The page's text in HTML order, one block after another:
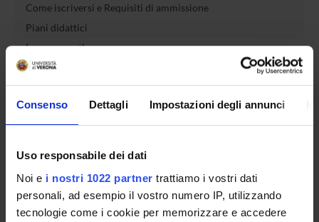
Consenso Dettagli Impostazioni degli annunci
Uso responsabile dei dati
Noi e i nostri 1022 partner trattiamo i vostri dati
personali, ad esempio il vostro numero IP, utilizzando
tecnologie come i cookie per memorizzare e accedere
Come iscriversi e Requisiti di ammissione
Piani didattici
Insegnamenti
Bacheca avvisi
Organi collegiali e di governo
Rete formativa
Servizio Studenti Internazionali
OFFERTA FORMATIVA